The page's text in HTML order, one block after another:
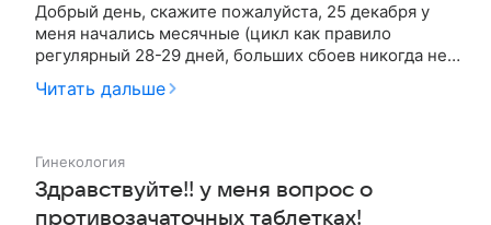
Добрый день, скажите пожалуйста, 25 декабря у
меня начались месячные (цикл как правило
регулярный 28-29 дней, больших сбоев никогда не
было), 25 числа я выпила одну таблетку
контрацепции Ярина, а уже 26 числа передумала их
Читать дальше
Гинекология
Здравствуйте!! у меня вопрос о
противозачаточных таблетках!